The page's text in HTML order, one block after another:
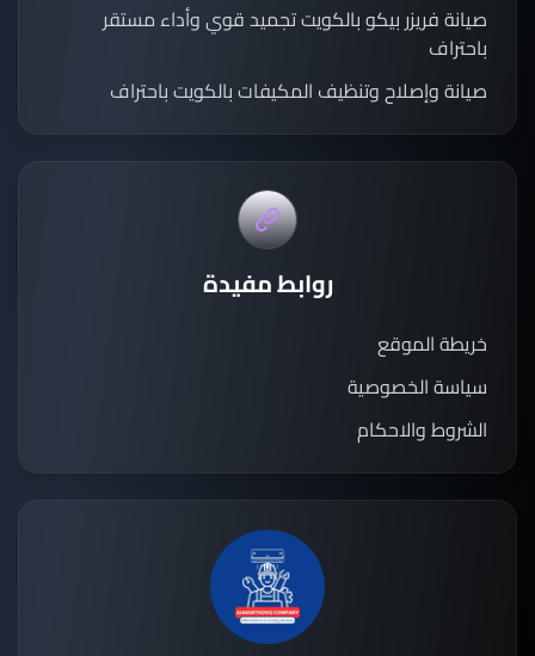
صيانة فريزر بيكو بالكويت تجميد قوي وأداء مستقر
باحتراف
صيانة وإصلاح وتنظيف المكيفات بالكويت باحتراف
روابط مفيدة
خريطة الموقع
سياسة الخصوصية
الشروط والاحكام